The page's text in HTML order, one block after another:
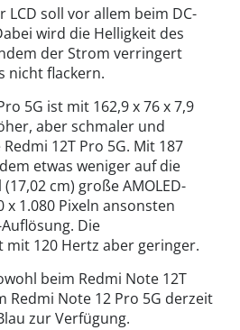
LCD soll vor allem beim DC-
wird die Helligkeit des
der Strom verringert
nicht flackern.
5G ist mit 162,9 x76 x7,9
aber schmaler und
12T Pro 5G. Mit 187
etwas weniger auf die
cm) große AMOLED-
x 1.080 Pixeln ansonsten
Die
120 Hertz aber geringer.
beim Redmi Note 12T
Redmi Note 12 Pro 5G derzeit
zur Verfügung.